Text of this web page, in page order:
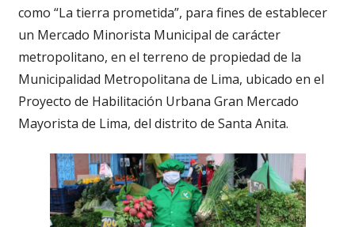
como “La tierra prometida”, para fines de establecer
un Mercado Minorista Municipal de carácter
metropolitano, en el terreno de propiedad de la
Municipalidad Metropolitana de Lima, ubicado en el
Proyecto de Habilitación Urbana Gran Mercado
Mayorista de Lima, del distrito de Santa Anita.